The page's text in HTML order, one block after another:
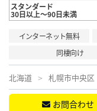
スタンダード
30日以上～90日未満
インターネット無料
同棲向け
北海道 札幌市中央区
お問合わせ